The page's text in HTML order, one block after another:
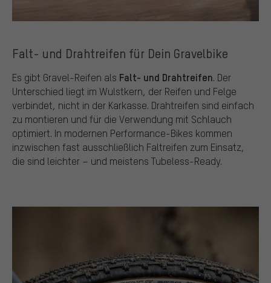
Falt- und Drahtreifen für Dein Gravelbike
Es gibt Gravel-Reifen als Falt- und Drahtreifen. Der
Unterschied liegt im Wulstkern, der Reifen und Felge
verbindet, nicht in der Karkasse. Drahtreifen sind einfach
zu montieren und für die Verwendung mit Schlauch
optimiert. In modernen Performance-Bikes kommen
inzwischen fast ausschließlich Faltreifen zum Einsatz,
die sind leichter – und meistens Tubeless-Ready.